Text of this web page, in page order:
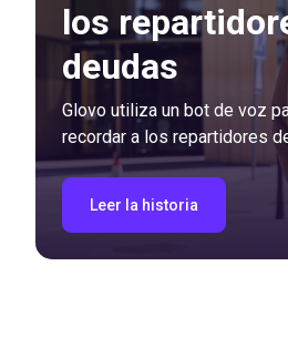
los
deudas
Glovo utiliza un bot de voz
recordar a los repartidores
Leer la historia